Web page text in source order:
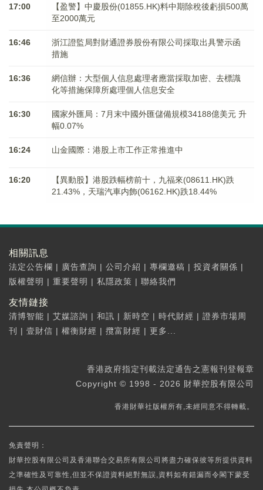
17:00
【盈警】中慶股份(01855.HK)料中期除稅後虧損500萬
至2000萬元
16:46
浙江證監局對財通證券股份有限公司採取出具警示函
措施
16:36
網信辦：大型個人信息處理者應當採取加密、去標識
化等措施保障所處理個人信息安全
16:30
國家外匯局：7月末中國外匯儲備規模34188億美元 升
幅0.07%
16:24 山金國際：港股上市工作正常推進中
16:20
【異動股】港股跌幅榜前十，九福來(08611.HK)跌
21.43%，天瑞汽車内飾(06162.HK)跌18.44%
相關訊息
法定公告欄 | 廣告查詢 | 公司介紹 | 專欄邀稿 | 投資者關係 |
版權聲明 | 重要聲明 | 私隱政策 | 聯絡我們
友情鏈接
清博智能 | 艾媒諮詢 | 和訊 | 新時空 | 時代財經 | 證券市場周
刊
| 壹財信 | 權衡財經 | 攬富財經 | 更多...
香港政府指定刊載法定通告之憲報刊登報章
Copyright © 1998 - 2026 財華控股有限公司
香港財華社版權所有,未經同意不得轉載。
免責聲明：
財華控股有限公司及香港聯合交易所有限公司將盡力確保彼等所提供資料
之準確性及可靠性,但並不保證資料絕對無誤,資料如有錯漏而令閣下蒙受